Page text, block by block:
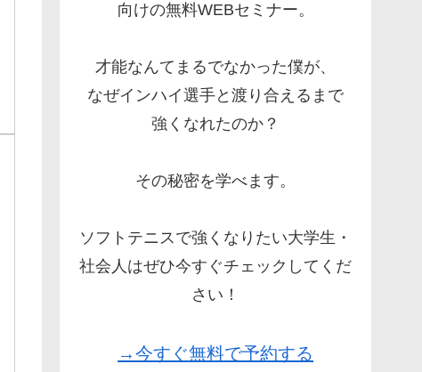
向けの無料WEBセミナー。
才能なんてまるでなかった僕が、
なぜインハイ選手と渡り合えるまで
強くなれたのか？
その秘密を学べます。
ソフトテニスで強くなりたい大学生・
社会人はぜひ今すぐチェックしてくだ
さい！
→今すぐ無料で予約する